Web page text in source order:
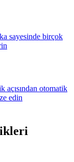
sayesinde birçok
açısından otomatik
edin